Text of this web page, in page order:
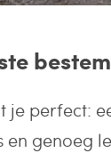
je perfect:
genoeg